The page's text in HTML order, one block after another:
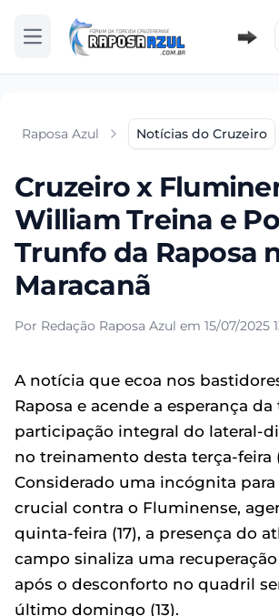
Abrir menu
Raposa Azul Notícias do Cruzeiro
Cruzeiro x
William Treina e
Trunfo da Raposa
Maracanã
Por Redação Raposa Azul em 15/07/2025
A notícia que ecoa nos
Raposa e acende a esperança
participação integral do lateral-
no treinamento desta terça-feira
Considerado uma incógnita
crucial contra o Fluminense,
quinta-feira (17), a presença do
campo sinaliza uma
após o desconforto no quadril
último domingo (13).